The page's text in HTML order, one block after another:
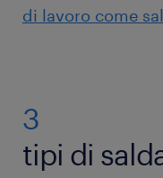
di lavoro come
3
tipi di